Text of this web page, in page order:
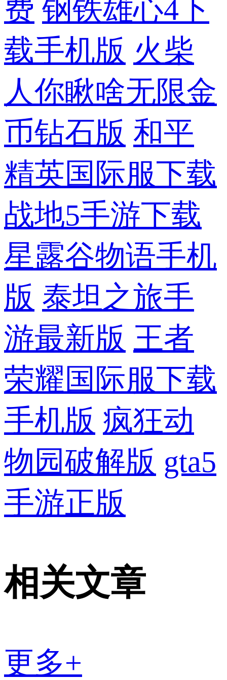
费 钢铁雄心4下
载手机版 火柴
人你瞅啥无限金
币钻石版 和平
精英国际服下载
战地5手游下载
星露谷物语手机
版 泰坦之旅手
游最新版 王者
荣耀国际服下载
手机版 疯狂动
物园破解版 gta5
手游正版
相关文章
更多+